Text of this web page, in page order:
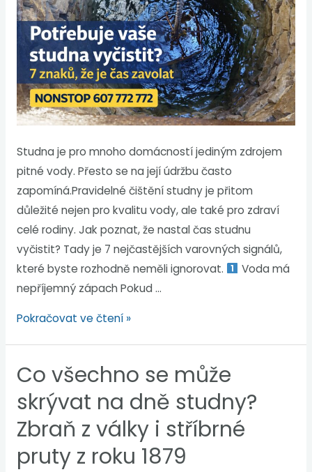
Studna je pro mnoho domácností jediným zdrojem
pitné vody. Přesto se na její údržbu často
zapomíná.Pravidelné čištění studny je přitom
důležité nejen pro kvalitu vody, ale také pro zdraví
celé rodiny. Jak poznat, že nastal čas studnu
vyčistit? Tady je 7 nejčastějších varovných signálů,
které byste rozhodně neměli ignorovat.
Voda má
nepříjemný zápach Pokud …
Pokračovat ve čtení »
Co všechno se může
skrývat na dně studny?
Zbraň z války i stříbrné
pruty z roku 1879